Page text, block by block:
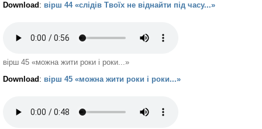
Download : вірш 44 «слідів Твоїх не віднайти під часу...»
вірш 45 «можна жити роки і роки...»
Download : вірш 45 «можна жити роки і роки...»